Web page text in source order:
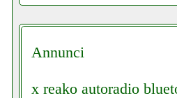
Annunci
x reako autoradio